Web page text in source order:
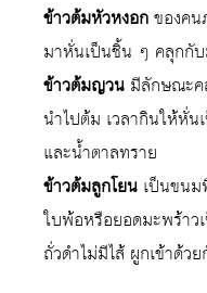
ข้าวต้มหัวหงอกของค
มาหั่นเป็นชิ้น ๆ คลุกกับ
ข้าวต้มญวน มีลักษณะค
นำไปต้ม เวลากินให้หั่
และน้ำตาลทราย
ข้าวต้มลูกโยน เป็นขน
ใบพ้อหรือยอดมะพร้าว
ถั่วดำไม่มีไส้ ผูกเข้าด้ว